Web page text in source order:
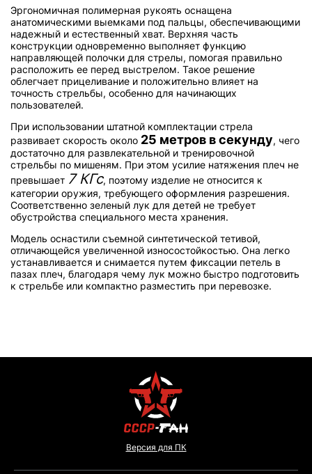
Эргономичная полимерная рукоять оснащена
анатомическими выемками под пальцы, обеспечивающими
надежный и естественный хват. Верхняя часть
конструкции одновременно выполняет функцию
направляющей полочки для стрелы, помогая правильно
расположить ее перед выстрелом. Такое решение
облегчает прицеливание и положительно влияет на
точность стрельбы, особенно для начинающих
пользователей.
При использовании штатной комплектации стрела
развивает скорость около 25 метров в секунду, чего
достаточно для развлекательной и тренировочной
стрельбы по мишеням. При этом усилие натяжения плеч не
превышает 7 КГс, поэтому изделие не относится к
категории оружия, требующего оформления разрешения.
Соответственно зеленый лук для детей не требует
обустройства специального места хранения.
Модель оснастили съемной синтетической тетивой,
отличающейся увеличенной износостойкостью. Она легко
устанавливается и снимается путем фиксации петель в
пазах плеч, благодаря чему лук можно быстро подготовить
к стрельбе или компактно разместить при перевозке.
Версия для ПК